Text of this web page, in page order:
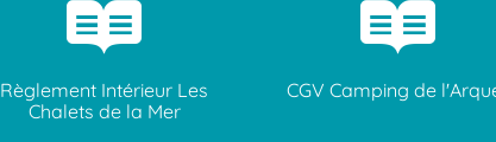
Règlement Intérieur Les
Chalets de la Mer
CGV Camping de